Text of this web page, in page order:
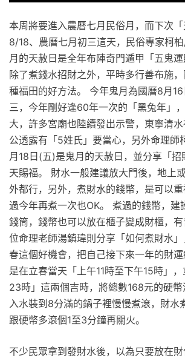
本周將要進入農曆七月民俗月，而下次
8/18、農曆七月初三這天，民俗專家柯
月的天赦日是全年布陣奇門遁甲「五鬼運
除了煮錢水招財之外，平時多行善布施
種福田的好方法。 今年鬼月為國曆8月
三，今年剛好逢60年一次的「黑兔年」
大，許多宮廟也陸續發出示警，東寧清
公透露有「5姓氏」要當心，另外命理師
月18日(五)是鬼月的天赦日，並分享「招
天賜福。 財水一般建議放大門後，地上
外都行，另外，煮財水的錢幣，是可以
過今年再煮一次也OK。 煮過的錢幣，建
錢筒，錢幣也可以放在櫃子變成財櫃，
位命理老師湯鎮瑋則分享「如何煮財水
春這個好機會，把自己接下來一年的財
是在立春當天「上午11時至下午15時」
23時」這兩個吉時，將總數168元的硬
入水裝到8分滿的鍋子裡慢慢煮滾，財水
跟硬幣多滾個1至3分鐘再關火。
不少民眾拿到發財水後，以為只要放在